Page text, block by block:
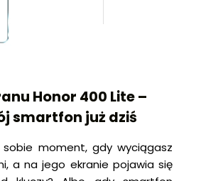
Honor 400 Lite –
smartfon już dziś
sobie moment, gdy wyciągasz
a na jego ekranie pojawia się